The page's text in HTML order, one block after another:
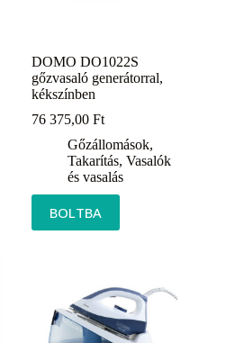
DOMO DO1022S
gőzvasaló generátorral,
kékszínben
76 375,00Ft
Gőzállomások,
Takarítás,Vasalók
és vasalás
BOLTBA